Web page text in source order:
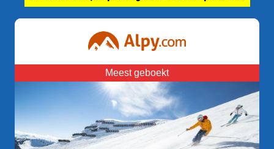
Meest geboekt